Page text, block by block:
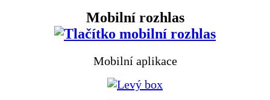
Mobilní rozhlas
Mobilní aplikace